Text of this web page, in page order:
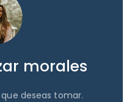
morales
deseas tomar.